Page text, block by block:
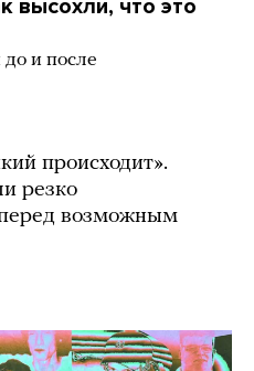
высохли, что это
и после
происходит».
резко
возможным